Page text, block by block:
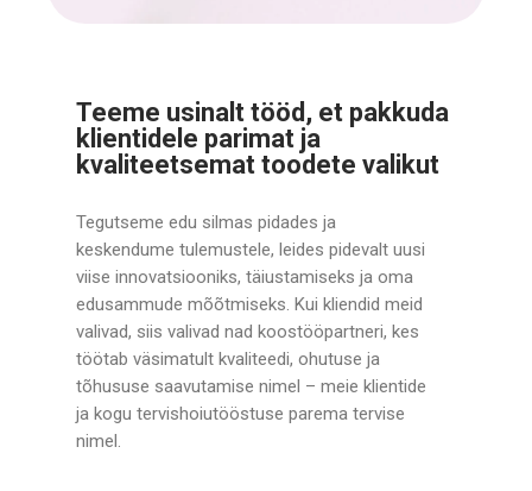
Teeme usinalt tööd, et pakkuda
klientidele parimat ja
kvaliteetsemat toodete valikut
Tegutseme edu silmas pidades ja
keskendume tulemustele, leides pidevalt uusi
viise innovatsiooniks, täiustamiseks ja oma
edusammude mõõtmiseks. Kui kliendid meid
valivad, siis valivad nad koostööpartneri, kes
töötab väsimatult kvaliteedi, ohutuse ja
tõhususe saavutamise nimel – meie klientide
ja kogu tervishoiutööstuse parema tervise
nimel.